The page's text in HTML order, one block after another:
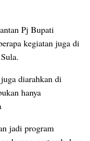
Pj Bupati
kegiatan juga di
diarahkan di
hanya
jadi program